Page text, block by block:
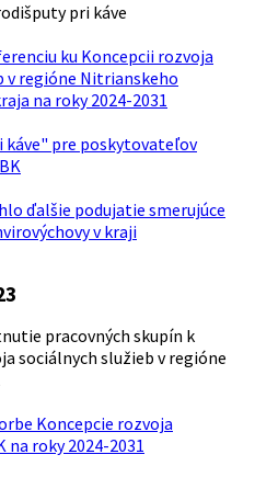
pri káve
ku Koncepcii rozvoja
v regióne Nitrianskeho
na roky 2024-2031
káve" pre poskytovateľov
ďalšie podujatie smerujúce
v kraji
pracovných skupín k
sociálnych služieb v regióne
Koncepcie rozvoja
na roky 2024-2031